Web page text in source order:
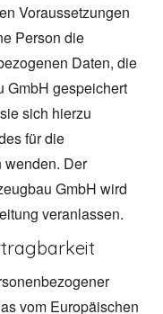
Voraussetzungen
Person die
Daten, die
GmbH gespeichert
sich hierzu
für die
wenden. Der
GmbH wird
veranlassen.
vom Europäischen